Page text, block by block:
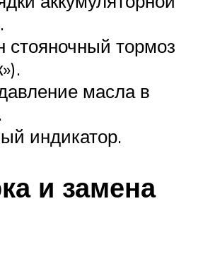
стояночный тормоз
масла в
индикатор.
и замена